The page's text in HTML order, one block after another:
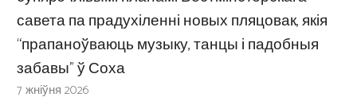
савета па прадухіленні новых пляцовак, якія
“прапаноўваюць музыку, танцы і падобныя
забавы” ў Соха
7 жніўня 2026